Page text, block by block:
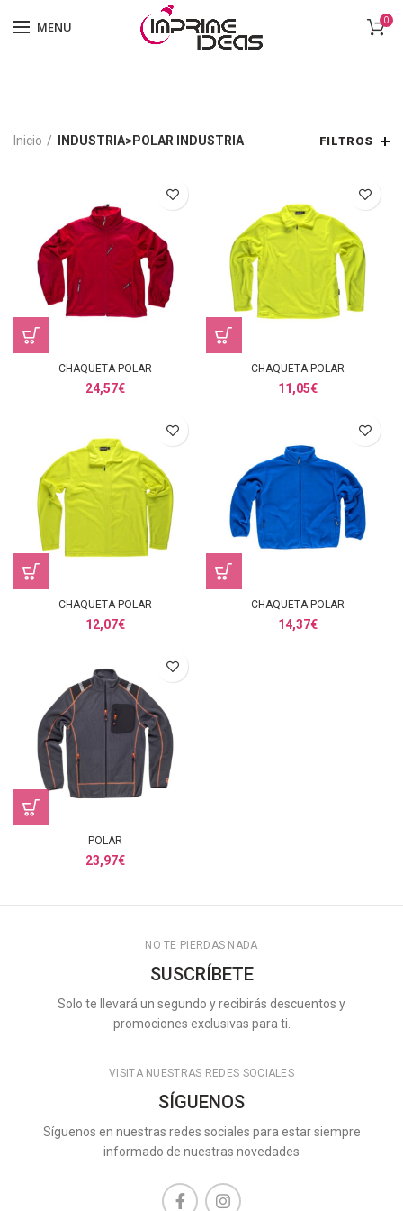
MENU 0
Inicio INDUSTRIA>POLAR INDUSTRIA FILTROS
CHAQUETA POLAR
24,57€
CHAQUETA POLAR
11,05€
CHAQUETA POLAR
12,07€
CHAQUETA POLAR
14,37€
POLAR
23,97€
NO TE PIERDAS NADA
SUSCRÍBETE
Solo te llevará un segundo y recibirás descuentos y
promociones exclusivas para ti.
VISITA NUESTRAS REDES SOCIALES
SÍGUENOS
Síguenos en nuestras redes sociales para estar siempre
informado de nuestras novedades